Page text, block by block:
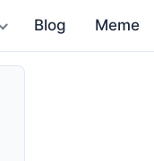
Blog Meme